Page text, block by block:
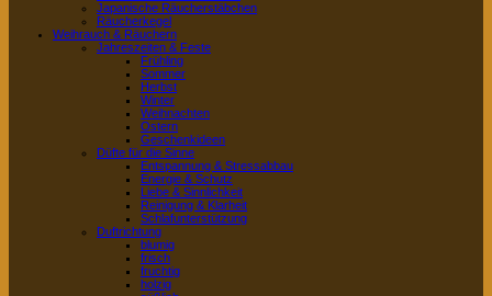
Japanische Räucherstäbchen
Räucherkegel
Weihrauch & Räuchern
Jahreszeiten & Feste
Frühling
Sommer
Herbst
Winter
Weihnachten
Ostern
Geschenkideen
Düfte für die Sinne
Entspannung & Stressabbau
Energie & Schutz
Liebe & Sinnlichkeit
Reinigung & Klarheit
Schlafunterstützung
Duftrichtung
blumig
frisch
fruchtig
holzig